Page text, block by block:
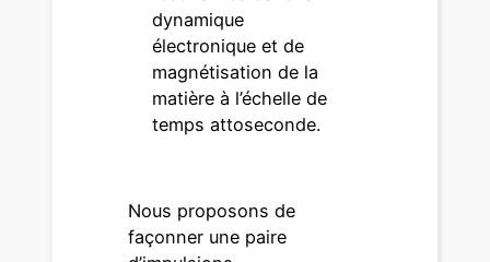
dynamique
électronique et de
magnétisation de la
matière à l’échelle de
temps attoseconde.
Nous proposons de
façonner une paire